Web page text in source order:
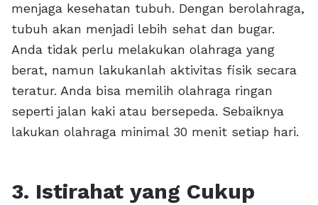
menjaga kesehatan tubuh. Dengan berolahraga,
tubuh akan menjadi lebih sehat dan bugar.
Anda tidak perlu melakukan olahraga yang
berat, namun lakukanlah aktivitas fisik secara
teratur. Anda bisa memilih olahraga ringan
seperti jalan kaki atau bersepeda. Sebaiknya
lakukan olahraga minimal 30 menit setiap hari.
3. Istirahat yang Cukup